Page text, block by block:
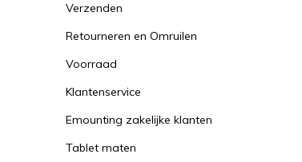
Verzenden
Retourneren en Omruilen
Voorraad
Klantenservice
Emounting zakelijke klanten
Tablet maten